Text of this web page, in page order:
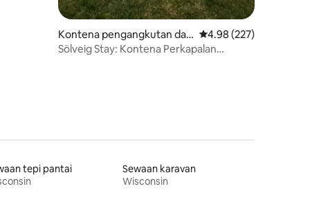
Kontena pengangkutan dala
m South Range
Penarafan purata 4.98
4.98 (227)
Sölveig Stay: Kontena Perkapalan
tepi pantai
Sewaan karavan
Wisconsin